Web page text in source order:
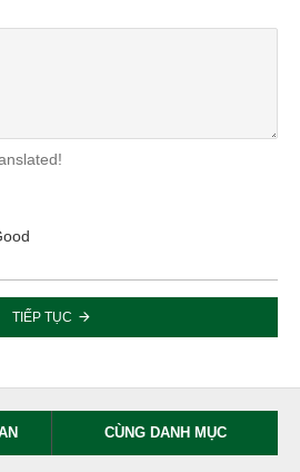
TIẾP TỤC
CÙNG DANH MỤC